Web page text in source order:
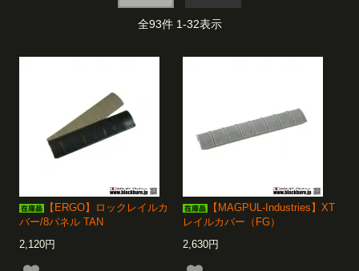
全93件 1-32表示
【ERGO】ロックレイルカ
バー/8パネル TAN
2,120円
【MAGPUL-Industries】XT
レイルカバー（FG）
2,630円